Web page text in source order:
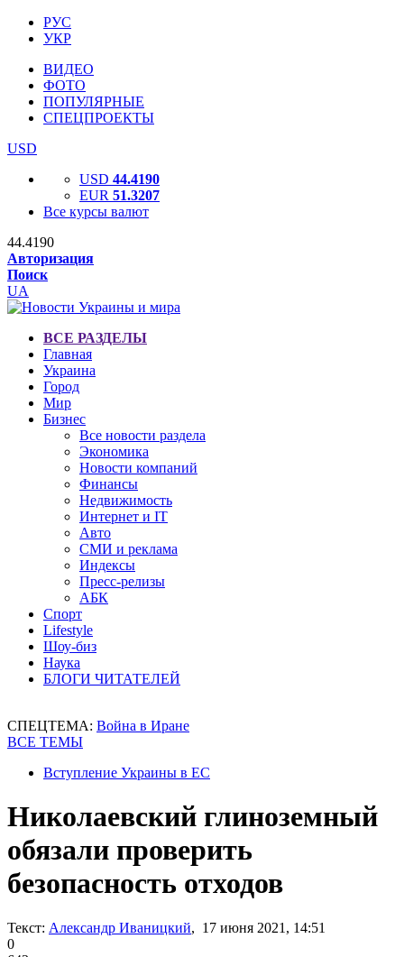
РУС
УКР
ВИДЕО
ФОТО
ПОПУЛЯРНЫЕ
СПЕЦПРОЕКТЫ
USD
USD 44.4190
EUR 51.3207
Все курсы валют
44.4190
Авторизация
Поиск
UA
ВСЕ РАЗДЕЛЫ
Главная
Украина
Город
Мир
Бизнес
Все новости раздела
Экономика
Новости компаний
Финансы
Недвижимость
Интернет и IT
Авто
СМИ и реклама
Индексы
Пресс-релизы
АБК
Спорт
Lifestyle
Шоу-биз
Наука
БЛОГИ ЧИТАТЕЛЕЙ
СПЕЦТЕМА: Война в Иране
ВСЕ ТЕМЫ
Вступление Украины в ЕС
Николаевский глиноземный
обязали проверить
безопасность отходов
Текст: Александр Иваницкий, 17 июня 2021, 14:51
0